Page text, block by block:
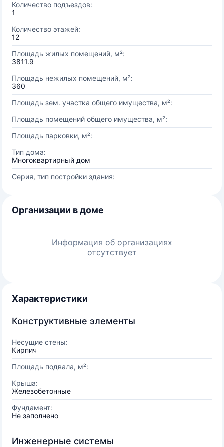
Количество подъездов:
1
Количество этажей:
12
Площадь жилых помещений, м²:
3811.9
Площадь нежилых помещений, м²:
360
Площадь зем. участка общего имущества, м²:
Площадь помещений общего имущества, м²:
Площадь парковки, м²:
Тип дома:
Многоквартирный дом
Серия, тип постройки здания:
Организации в доме
Информация об организациях
отсутствует
Характеристики
Конструктивные элементы
Несущие стены:
Кирпич
Площадь подвала, м²:
Крыша:
Железобетонные
Фундамент:
Не заполнено
Инженерные системы